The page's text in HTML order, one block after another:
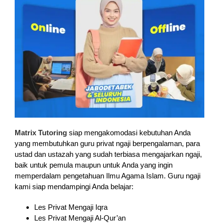
Matrix Tutoringsiap mengakomodasi kebutuhan Anda
yang membutuhkan guru privat ngaji berpengalaman, para
ustad dan ustazah yang sudah terbiasa mengajarkan ngaji,
baik untuk pemula maupun untuk Anda yang ingin
memperdalam pengetahuan Ilmu Agama Islam. Guru ngaji
kami siap mendampingi Anda belajar:
Les Privat Mengaji Iqra
Les Privat Mengaji Al-Qur’an